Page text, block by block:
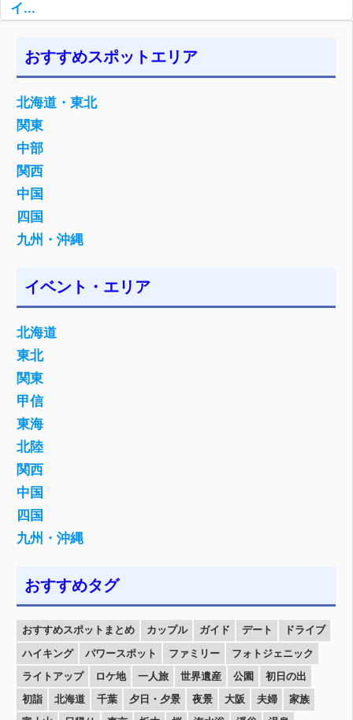
イ...
おすすめスポットエリア
北海道・東北
関東
中部
関西
中国
四国
九州・沖縄
イベント・エリア
北海道
東北
関東
甲信
東海
北陸
関西
中国
四国
九州・沖縄
おすすめタグ
おすすめスポットまとめ カップル ガイド デート
ドライブ
ハイキング
パワースポット ファミリー
フォトジェニック
ライトアップ
ロケ地 一人旅 世界遺産 公園
初日の出
初詣
北海道 千葉 夕日・夕景 夜景 大阪 夫婦
家族